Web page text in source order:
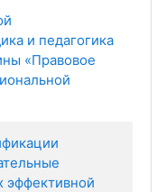
и педагогика
«Правовое
эффективной